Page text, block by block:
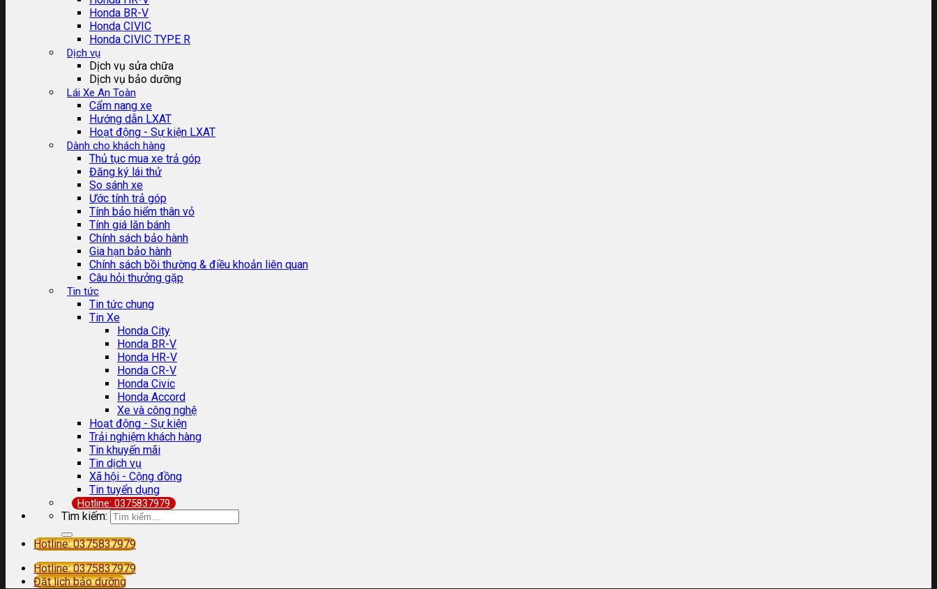
Honda BR-V
Honda CIVIC
Honda CIVIC TYPE R
Dịch vụ
Dịch vụ sửa chữa
Dịch vụ bảo dưỡng
Lái Xe An Toàn
Cẩm nang xe
Hướng dẫn LXAT
Hoạt động - Sự kiện LXAT
Dành cho khách hàng
Thủ tục mua xe trả góp
Đăng ký lái thử
So sánh xe
Ước tính trả góp
Tính bảo hiểm thân vỏ
Tính giá lăn bánh
Chính sách bảo hành
Gia hạn bảo hành
Chính sách bồi thường & điều khoản liên quan
Câu hỏi thưởng gặp
Tin tức
Tin tức chung
Tin Xe
Honda City
Honda BR-V
Honda HR-V
Honda CR-V
Honda Civic
Honda Accord
Xe và công nghệ
Hoạt động - Sự kiện
Trải nghiệm khách hàng
Tin khuyến mãi
Tin dịch vụ
Xã hội - Cộng đồng
Tin tuyển dụng
Hotline: 0375837979
Tìm kiếm:
Hotline: 0375837979
Hotline: 0375837979
Đặt lịch bảo dưỡng